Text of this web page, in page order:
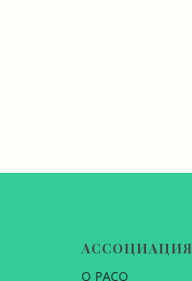
АССОЦИАЦИЯ
О РАСО